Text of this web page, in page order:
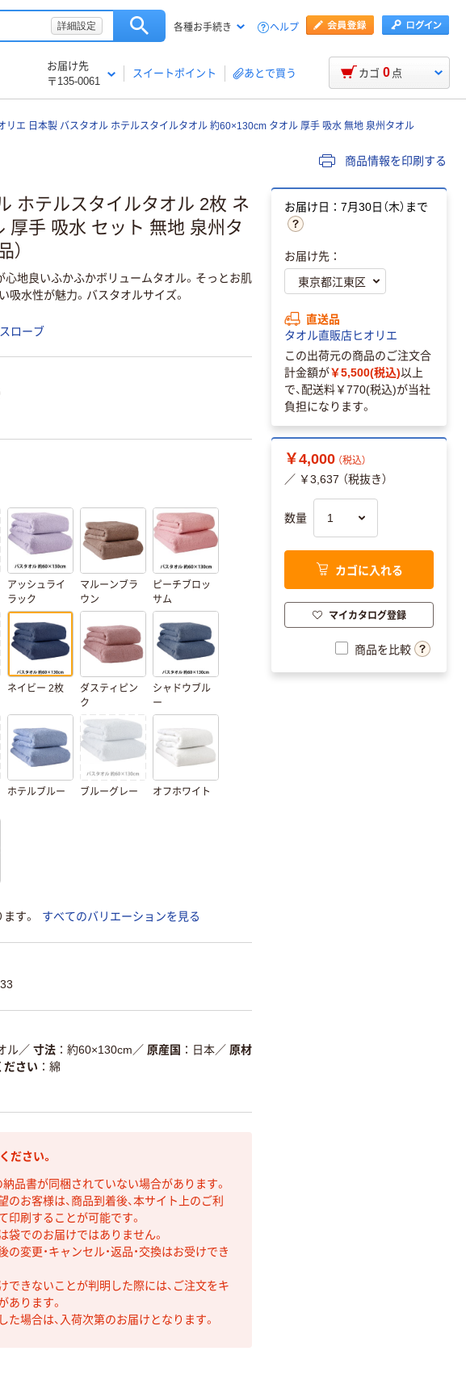
詳細設定 各種お手続き ヘルプ
お届け先
〒135-0061
スイートポイント あとで買う カゴ 0 点
リエ 日本製 バスタオル ホテルスタイルタオル 約60×130cm タオル 厚手 吸水 無地 泉州タオル
商品情報を印刷する
ホテルスタイルタオル 2枚 ネ
厚手 吸水 セット 無地 泉州タ
心地良いふかふかボリュームタオル。そっとお肌
吸水性が魅力。バスタオルサイズ。
ローブ
アッシュライ
ラック
マルーンブラ
ウン
ピーチブロッ
サム
ネイビー 2枚
ダスティピン
ク
シャドウブル
ー
ホテルブルー ブルーグレー オフホワイト
す。
すべてのバリエーションを見る
ル／ 寸法 約60×130cm ／ 原産国 日本／ 原材
さい
綿
ださい。
品書が同梱されていない場合があります。
お客様は、商品到着後、本サイト上のご利
印刷することが可能です。
袋でのお届けではありません。
変更・キャンセル・返品・交換はお受けでき
できないことが判明した際には、ご注文をキ
あります。
場合は、入荷次第のお届けとなります。
お届け日：7月30日（木）まで
お届け先：
直送品
タオル直販店ヒオリエ
この出荷元の商品のご注文合
計金額が￥5,500(税込)以上
で、配送料￥770(税込)が当社
負担になります。
￥4,000 （税込）
／ ￥3,637 （税抜き）
数量
カゴに入れる
マイカタログ登録
商品を比較